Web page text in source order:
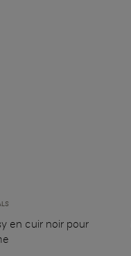
en cuir noir pour